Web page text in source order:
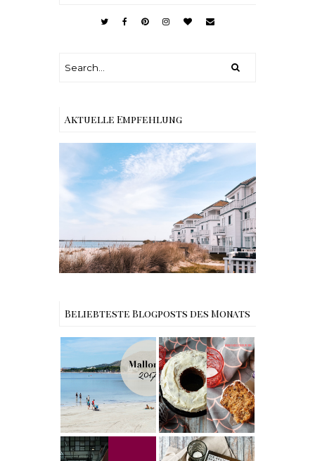
Aktuelle Empfehlung
Reisen - Schleiregion
Beliebteste Blogposts des Monats
Reisen -
Mallorca
Urlaub im
Iberostar
Albufera Playa
– unsere
Erfahrungen in
Alcudia
Rezept |
Weltbester
Carrot Cake
mit Cream
Cheese
Frosting nach
Cynthia
Barcomi –
einfach &
Buchtipps - Die